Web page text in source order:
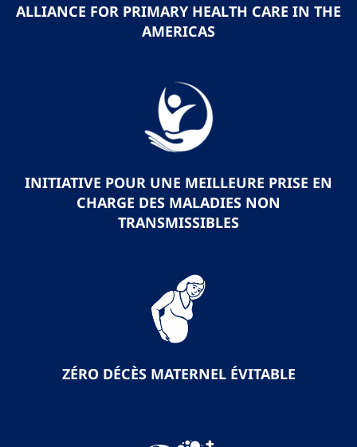
ALLIANCE FOR PRIMARY HEALTH CARE IN THE
AMERICAS
INITIATIVE POUR UNE MEILLEURE PRISE EN
CHARGE DES MALADIES NON
TRANSMISSIBLES
ZÉRO DÉCÈS MATERNEL ÉVITABLE